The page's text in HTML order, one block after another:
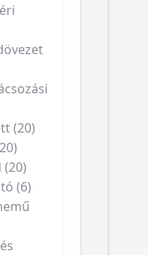
(20)
(6)